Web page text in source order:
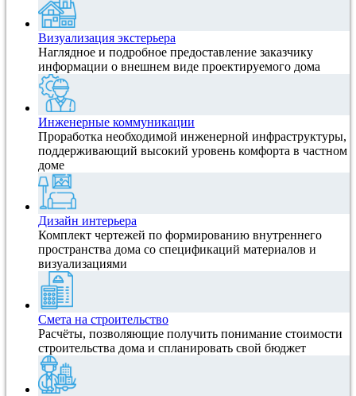
Визуализация экстерьера
Наглядное и подробное предоставление заказчику
информации о внешнем виде проектируемого дома
Инженерные коммуникации
Проработка необходимой инженерной инфраструктуры,
поддерживающий высокий уровень комфорта в частном
доме
Дизайн интерьера
Комплект чертежей по формированию внутреннего
пространства дома со спецификаций материалов и
визуализациями
Смета на строительство
Расчёты, позволяющие получить понимание стоимости
строительства дома и спланировать свой бюджет